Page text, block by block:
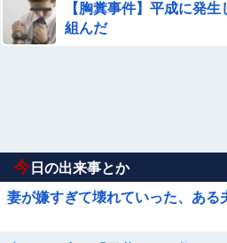
【胸糞事件】平成に発
組んだ
今 日の出来事とか
妻が嫌すぎて壊れていった、ある